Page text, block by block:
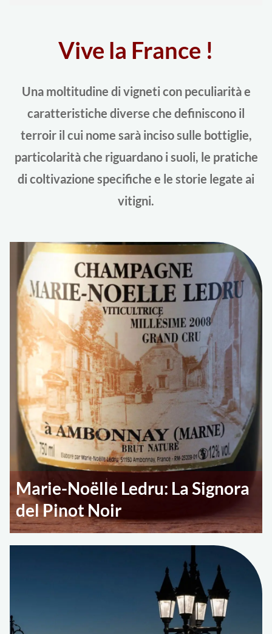
Vive la France !
Una moltitudine di vigneti con peculiarità e
caratteristiche diverse che definiscono il
terroir il cui nome sarà inciso sulle bottiglie,
particolarità che riguardano i suoli, le pratiche
di coltivazione specifiche e le storie legate ai
vitigni.
Marie-Noëlle Ledru: La Signora
del Pinot Noir